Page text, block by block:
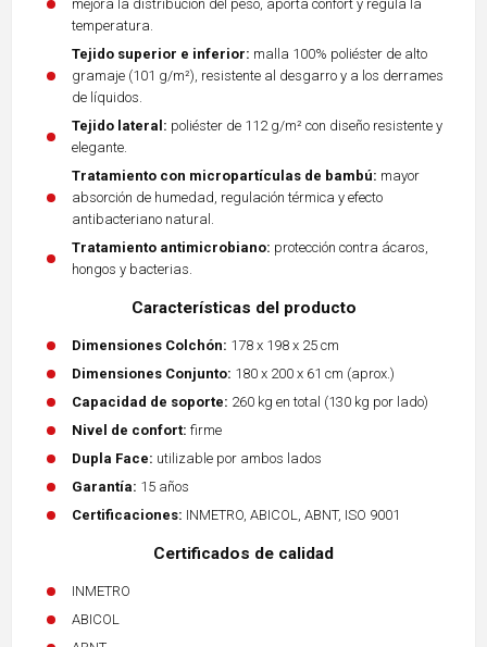
mejora la distribución del peso, aporta confort y regula la
temperatura.
Tejido superior e inferior: malla 100% poliéster de alto
gramaje (101 g/m²), resistente al desgarro y a los derrames
de líquidos.
Tejido lateral: poliéster de 112 g/m² con diseño resistente y
elegante.
Tratamiento con micropartículas de bambú: mayor
absorción de humedad, regulación térmica y efecto
antibacteriano natural.
Tratamiento antimicrobiano: protección contra ácaros,
hongos y bacterias.
Características del producto
Dimensiones Colchón: 178 x 198 x 25 cm
Dimensiones Conjunto: 180 x 200 x 61 cm (aprox.)
Capacidad de soporte: 260 kg en total (130 kg por lado)
Nivel de confort: firme
Dupla Face: utilizable por ambos lados
Garantía: 15 años
Certificaciones: INMETRO, ABICOL, ABNT, ISO 9001
Certificados de calidad
INMETRO
ABICOL